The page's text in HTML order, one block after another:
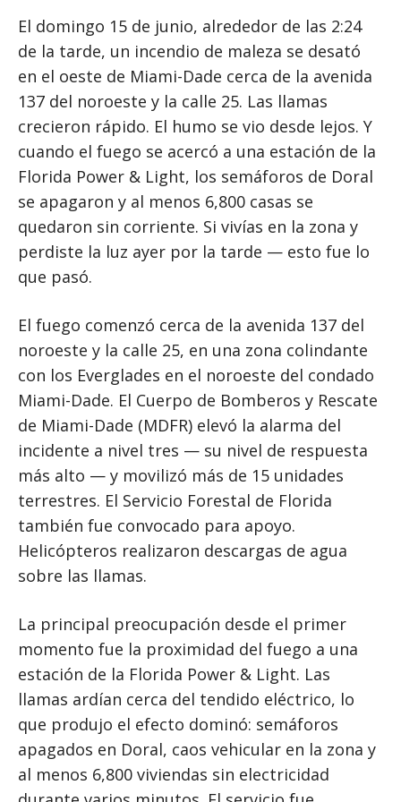
El domingo 15 de junio, alrededor de las 2:24
de la tarde, un incendio de maleza se desató
en el oeste de Miami-Dade cerca de la avenida
137 del noroeste y la calle 25. Las llamas
crecieron rápido. El humo se vio desde lejos. Y
cuando el fuego se acercó a una estación de la
Florida Power & Light, los semáforos de Doral
se apagaron y al menos 6,800 casas se
quedaron sin corriente. Si vivías en la zona y
perdiste la luz ayer por la tarde — esto fue lo
que pasó.
El fuego comenzó cerca de la avenida 137 del
noroeste y la calle 25, en una zona colindante
con los Everglades en el noroeste del condado
Miami-Dade. El Cuerpo de Bomberos y Rescate
de Miami-Dade (MDFR) elevó la alarma del
incidente a nivel tres — su nivel de respuesta
más alto — y movilizó más de 15 unidades
terrestres. El Servicio Forestal de Florida
también fue convocado para apoyo.
Helicópteros realizaron descargas de agua
sobre las llamas.
La principal preocupación desde el primer
momento fue la proximidad del fuego a una
estación de la Florida Power & Light. Las
llamas ardían cerca del tendido eléctrico, lo
que produjo el efecto dominó: semáforos
apagados en Doral, caos vehicular en la zona y
al menos 6,800 viviendas sin electricidad